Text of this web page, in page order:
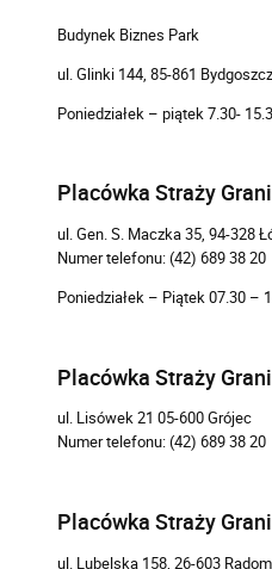
Budynek Biznes Park
ul. Glinki 144, 85-861 Bydgoszcz
Poniedziałek – piątek 7.30-
Placówka Straży
ul. Gen. S. Maczka 35, 94-328
Numer telefonu: (42) 689 38 20
Poniedziałek – Piątek 07.30 –
Placówka Straży
ul. Lisówek 21 05-600 Grójec
Numer telefonu: (42) 689 38 20
Placówka Straży
ul. Lubelska 158, 26-603 Radom